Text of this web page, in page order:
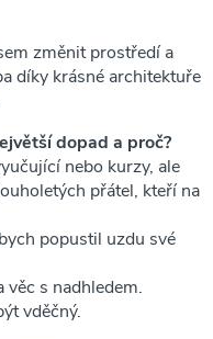
změnit prostředí a
díky krásné architektuře
dopad a proč?
nebo kurzy, ale
přátel, kteří na
popustil uzdu své
věc s nadhledem.
vděčný.